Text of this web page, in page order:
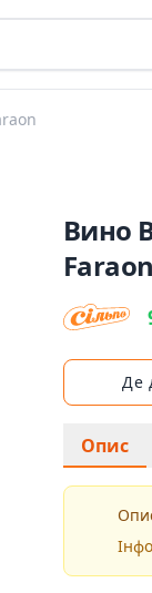
Вино
Faraon
Де
Опис